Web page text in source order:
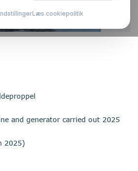
and generator carried out 2025
2025)